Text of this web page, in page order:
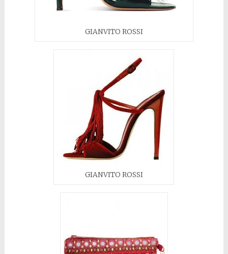
GIANVITO ROSSI
GIANVITO ROSSI